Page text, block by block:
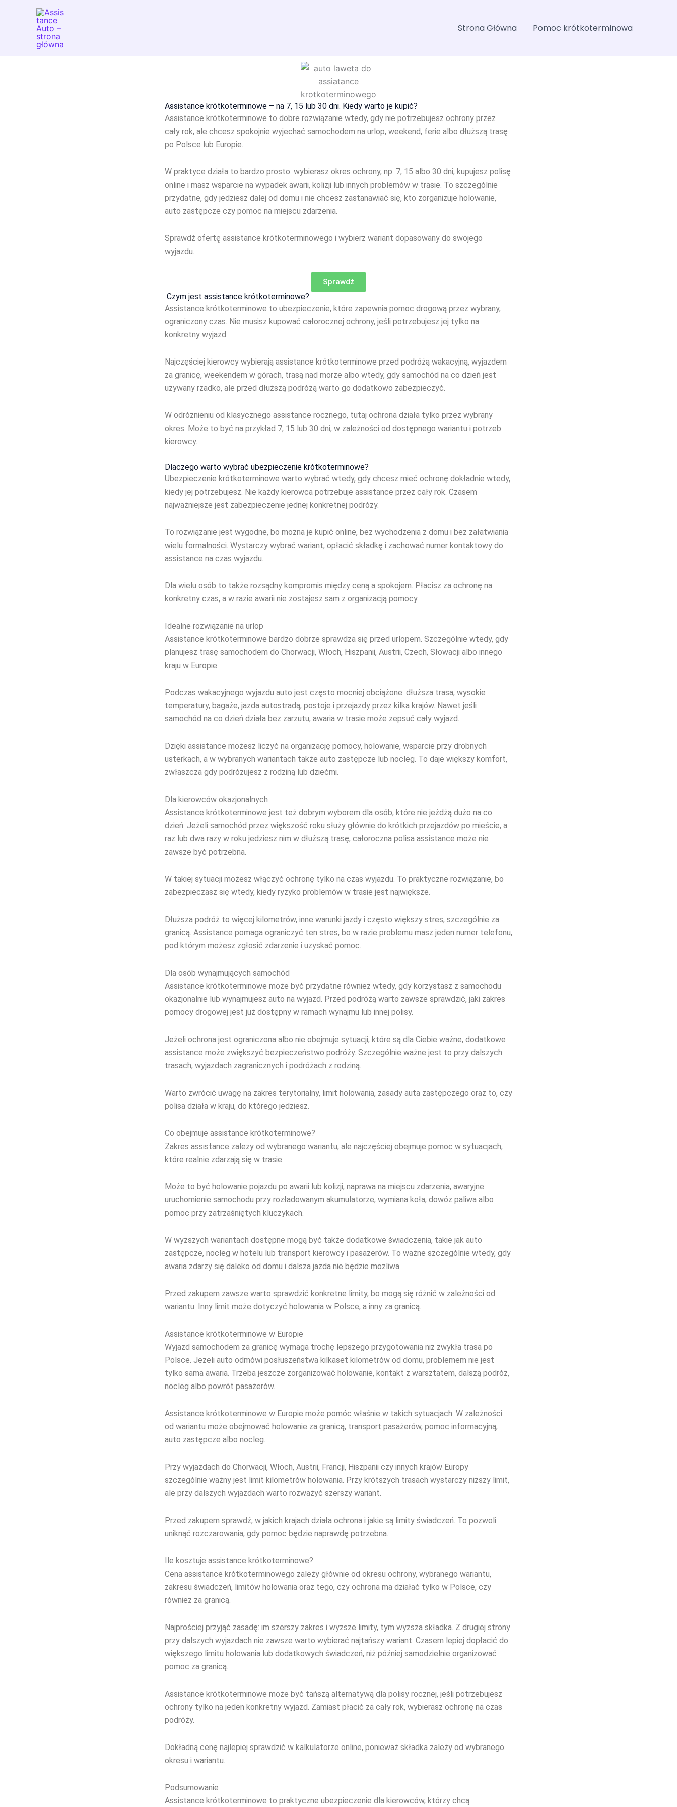
Strona Główna Pomoc krótkoterminowa
Assistance krótkoterminowe – na 7, 15 lub 30 dni. Kiedy warto je kupić?
Assistance krótkoterminowe to dobre rozwiązanie wtedy, gdy nie potrzebujesz ochrony przez
cały rok, ale chcesz spokojnie wyjechać samochodem na urlop, weekend, ferie albo dłuższą trasę
po Polsce lub Europie.
W praktyce działa to bardzo prosto: wybierasz okres ochrony, np. 7, 15 albo 30 dni, kupujesz polisę
online i masz wsparcie na wypadek awarii, kolizji lub innych problemów w trasie. To szczególnie
przydatne, gdy jedziesz dalej od domu i nie chcesz zastanawiać się, kto zorganizuje holowanie,
auto zastępcze czy pomoc na miejscu zdarzenia.
Sprawdź ofertę assistance krótkoterminowego i wybierz wariant dopasowany do swojego
wyjazdu.
Sprawdź
Czym jest assistance krótkoterminowe?
Assistance krótkoterminowe to ubezpieczenie, które zapewnia pomoc drogową przez wybrany,
ograniczony czas. Nie musisz kupować całorocznej ochrony, jeśli potrzebujesz jej tylko na
konkretny wyjazd.
Najczęściej kierowcy wybierają assistance krótkoterminowe przed podróżą wakacyjną, wyjazdem
za granicę, weekendem w górach, trasą nad morze albo wtedy, gdy samochód na co dzień jest
używany rzadko, ale przed dłuższą podróżą warto go dodatkowo zabezpieczyć.
W odróżnieniu od klasycznego assistance rocznego, tutaj ochrona działa tylko przez wybrany
okres. Może to być na przykład 7, 15 lub 30 dni, w zależności od dostępnego wariantu i potrzeb
kierowcy.
Dlaczego warto wybrać ubezpieczenie krótkoterminowe?
Ubezpieczenie krótkoterminowe warto wybrać wtedy, gdy chcesz mieć ochronę dokładnie wtedy,
kiedy jej potrzebujesz. Nie każdy kierowca potrzebuje assistance przez cały rok. Czasem
najważniejsze jest zabezpieczenie jednej konkretnej podróży.
To rozwiązanie jest wygodne, bo można je kupić online, bez wychodzenia z domu i bez załatwiania
wielu formalności. Wystarczy wybrać wariant, opłacić składkę i zachować numer kontaktowy do
assistance na czas wyjazdu.
Dla wielu osób to także rozsądny kompromis między ceną a spokojem. Płacisz za ochronę na
konkretny czas, a w razie awarii nie zostajesz sam z organizacją pomocy.
Idealne rozwiązanie na urlop
Assistance krótkoterminowe bardzo dobrze sprawdza się przed urlopem. Szczególnie wtedy, gdy
planujesz trasę samochodem do Chorwacji, Włoch, Hiszpanii, Austrii, Czech, Słowacji albo innego
kraju w Europie.
Podczas wakacyjnego wyjazdu auto jest często mocniej obciążone: dłuższa trasa, wysokie
temperatury, bagaże, jazda autostradą, postoje i przejazdy przez kilka krajów. Nawet jeśli
samochód na co dzień działa bez zarzutu, awaria w trasie może zepsuć cały wyjazd.
Dzięki assistance możesz liczyć na organizację pomocy, holowanie, wsparcie przy drobnych
usterkach, a w wybranych wariantach także auto zastępcze lub nocleg. To daje większy komfort,
zwłaszcza gdy podróżujesz z rodziną lub dziećmi.
Dla kierowców okazjonalnych
Assistance krótkoterminowe jest też dobrym wyborem dla osób, które nie jeżdżą dużo na co
dzień. Jeżeli samochód przez większość roku służy głównie do krótkich przejazdów po mieście, a
raz lub dwa razy w roku jedziesz nim w dłuższą trasę, całoroczna polisa assistance może nie
zawsze być potrzebna.
W takiej sytuacji możesz włączyć ochronę tylko na czas wyjazdu. To praktyczne rozwiązanie, bo
zabezpieczasz się wtedy, kiedy ryzyko problemów w trasie jest największe.
Dłuższa podróż to więcej kilometrów, inne warunki jazdy i często większy stres, szczególnie za
granicą. Assistance pomaga ograniczyć ten stres, bo w razie problemu masz jeden numer telefonu,
pod którym możesz zgłosić zdarzenie i uzyskać pomoc.
Dla osób wynajmujących samochód
Assistance krótkoterminowe może być przydatne również wtedy, gdy korzystasz z samochodu
okazjonalnie lub wynajmujesz auto na wyjazd. Przed podróżą warto zawsze sprawdzić, jaki zakres
pomocy drogowej jest już dostępny w ramach wynajmu lub innej polisy.
Jeżeli ochrona jest ograniczona albo nie obejmuje sytuacji, które są dla Ciebie ważne, dodatkowe
assistance może zwiększyć bezpieczeństwo podróży. Szczególnie ważne jest to przy dalszych
trasach, wyjazdach zagranicznych i podróżach z rodziną.
Warto zwrócić uwagę na zakres terytorialny, limit holowania, zasady auta zastępczego oraz to, czy
polisa działa w kraju, do którego jedziesz.
Co obejmuje assistance krótkoterminowe?
Zakres assistance zależy od wybranego wariantu, ale najczęściej obejmuje pomoc w sytuacjach,
które realnie zdarzają się w trasie.
Może to być holowanie pojazdu po awarii lub kolizji, naprawa na miejscu zdarzenia, awaryjne
uruchomienie samochodu przy rozładowanym akumulatorze, wymiana koła, dowóz paliwa albo
pomoc przy zatrzaśniętych kluczykach.
W wyższych wariantach dostępne mogą być także dodatkowe świadczenia, takie jak auto
zastępcze, nocleg w hotelu lub transport kierowcy i pasażerów. To ważne szczególnie wtedy, gdy
awaria zdarzy się daleko od domu i dalsza jazda nie będzie możliwa.
Przed zakupem zawsze warto sprawdzić konkretne limity, bo mogą się różnić w zależności od
wariantu. Inny limit może dotyczyć holowania w Polsce, a inny za granicą.
Assistance krótkoterminowe w Europie
Wyjazd samochodem za granicę wymaga trochę lepszego przygotowania niż zwykła trasa po
Polsce. Jeżeli auto odmówi posłuszeństwa kilkaset kilometrów od domu, problemem nie jest
tylko sama awaria. Trzeba jeszcze zorganizować holowanie, kontakt z warsztatem, dalszą podróż,
nocleg albo powrót pasażerów.
Assistance krótkoterminowe w Europie może pomóc właśnie w takich sytuacjach. W zależności
od wariantu może obejmować holowanie za granicą, transport pasażerów, pomoc informacyjną,
auto zastępcze albo nocleg.
Przy wyjazdach do Chorwacji, Włoch, Austrii, Francji, Hiszpanii czy innych krajów Europy
szczególnie ważny jest limit kilometrów holowania. Przy krótszych trasach wystarczy niższy limit,
ale przy dalszych wyjazdach warto rozważyć szerszy wariant.
Przed zakupem sprawdź, w jakich krajach działa ochrona i jakie są limity świadczeń. To pozwoli
uniknąć rozczarowania, gdy pomoc będzie naprawdę potrzebna.
Ile kosztuje assistance krótkoterminowe?
Cena assistance krótkoterminowego zależy głównie od okresu ochrony, wybranego wariantu,
zakresu świadczeń, limitów holowania oraz tego, czy ochrona ma działać tylko w Polsce, czy
również za granicą.
Najprościej przyjąć zasadę: im szerszy zakres i wyższe limity, tym wyższa składka. Z drugiej strony
przy dalszych wyjazdach nie zawsze warto wybierać najtańszy wariant. Czasem lepiej dopłacić do
większego limitu holowania lub dodatkowych świadczeń, niż później samodzielnie organizować
pomoc za granicą.
Assistance krótkoterminowe może być tańszą alternatywą dla polisy rocznej, jeśli potrzebujesz
ochrony tylko na jeden konkretny wyjazd. Zamiast płacić za cały rok, wybierasz ochronę na czas
podróży.
Dokładną cenę najlepiej sprawdzić w kalkulatorze online, ponieważ składka zależy od wybranego
okresu i wariantu.
Podsumowanie
Assistance krótkoterminowe to praktyczne ubezpieczenie dla kierowców, którzy chcą